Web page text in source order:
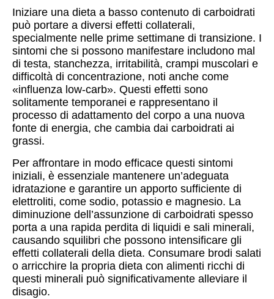
Iniziare una dieta a basso contenuto di carboidrati
può portare a diversi effetti collaterali,
specialmente nelle prime settimane di transizione. I
sintomi che si possono manifestare includono mal
di testa, stanchezza, irritabilità, crampi muscolari e
difficoltà di concentrazione, noti anche come
«influenza low-carb». Questi effetti sono
solitamente temporanei e rappresentano il
processo di adattamento del corpo a una nuova
fonte di energia, che cambia dai carboidrati ai
grassi.
Per affrontare in modo efficace questi sintomi
iniziali, è essenziale mantenere un’adeguata
idratazione e garantire un apporto sufficiente di
elettroliti, come sodio, potassio e magnesio. La
diminuzione dell’assunzione di carboidrati spesso
porta a una rapida perdita di liquidi e sali minerali,
causando squilibri che possono intensificare gli
effetti collaterali della dieta. Consumare brodi salati
o arricchire la propria dieta con alimenti ricchi di
questi minerali può significativamente alleviare il
disagio.